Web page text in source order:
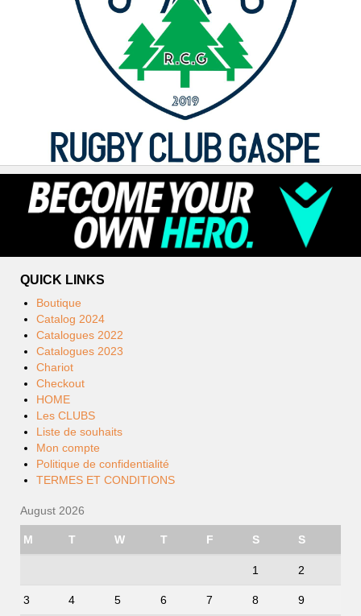
QUICK LINKS
Boutique
Catalog 2024
Catalogues 2022
Catalogues 2023
Chariot
Checkout
HOME
Les CLUBS
Liste de souhaits
Mon compte
Politique de confidentialité
TERMES ET CONDITIONS
August 2026
M T W T F S S
1 2
3 4 5 6 7 8 9